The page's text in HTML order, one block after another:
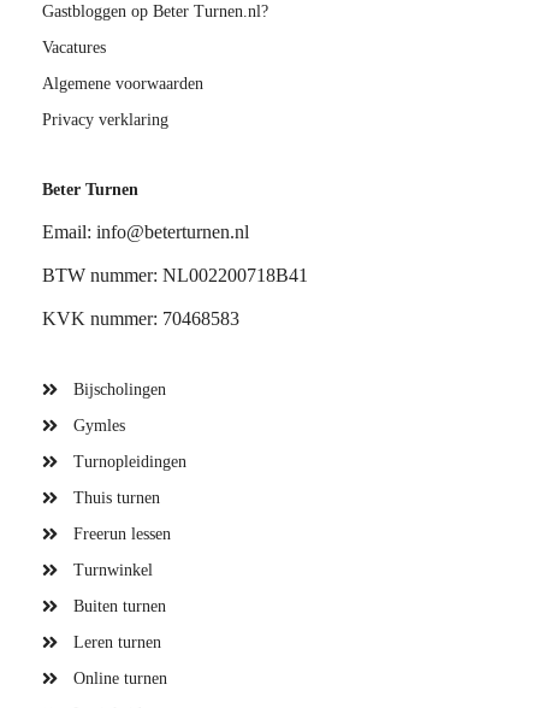
Gastbloggen op Beter Turnen.nl?
Vacatures
Algemene voorwaarden
Privacy verklaring
Beter Turnen
Email: info@beterturnen.nl
BTW nummer: NL002200718B41
KVK nummer: 70468583
Bijscholingen
Gymles
Turnopleidingen
Thuis turnen
Freerun lessen
Turnwinkel
Buiten turnen
Leren turnen
Online turnen